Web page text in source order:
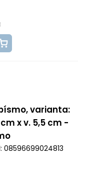
písmo, varianta:
cm x v. 5,5 cm -
08596699024813